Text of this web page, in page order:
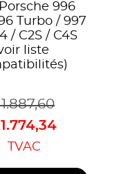
996
Turbo / 997
/ C2S / C4S
liste
TVAC